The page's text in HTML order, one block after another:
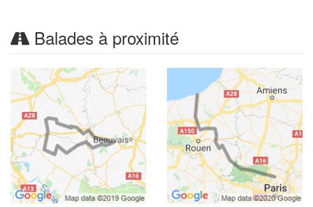
Balades à proximité